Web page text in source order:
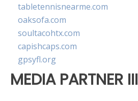
tabletennisnearme.com
oaksofa.com
soultacohtx.com
capishcaps.com
gpsyfl.org
MEDIA PARTNER III